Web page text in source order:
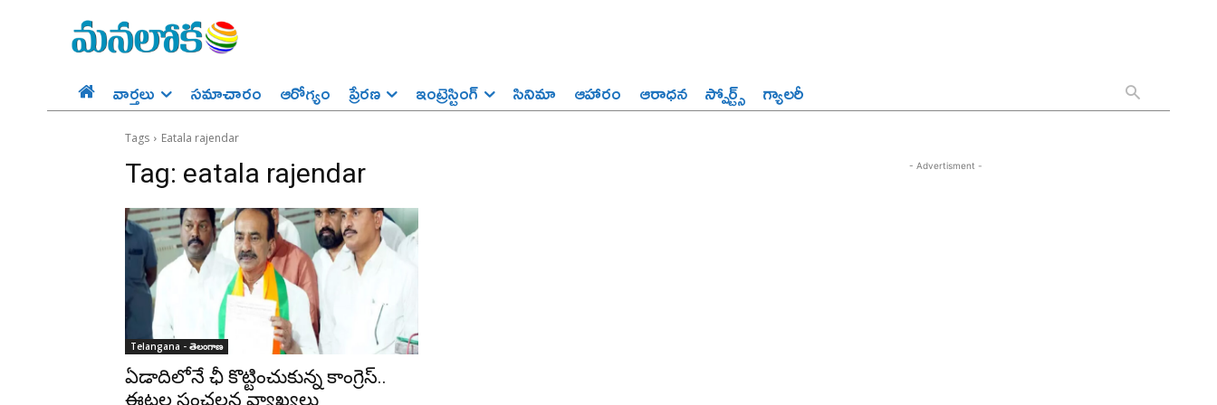
వార్తలు సమాచారం ఆరోగ్యం ప్రేర‌ణ‌ ఇంట్రెస్టింగ్‌ సినిమా ఆహారం ఆరాధన స్పోర్ట్స్‌ గ్యాలరీ
Tags Eatala rajendar
Tag: eatala rajendar
Telangana - తెలంగాణ
ఏడాదిలోనే ఛీ కొట్టించుకున్న కాంగ్రెస్..
ఈటల సంచలన వ్యాఖ్యలు
- Advertisment -